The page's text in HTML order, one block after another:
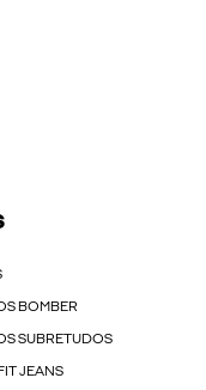
BOMBER
SUBRETUDOS
JEANS